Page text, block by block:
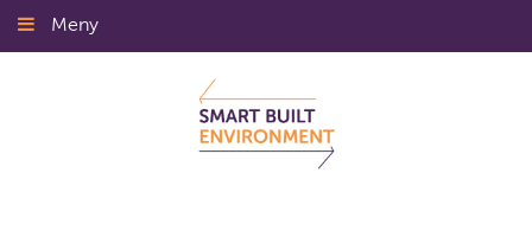
Gå
till
Meny